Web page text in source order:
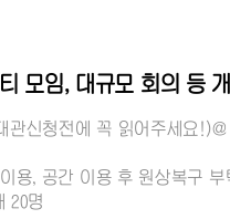
모임, 대규모 회의 등
관신청전에 꼭 읽어주세요!)@
용, 공간 이용 후 원상복구 부
20명